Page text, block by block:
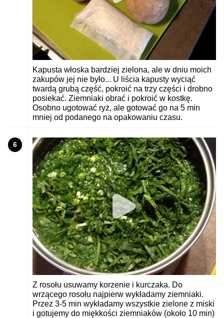
Kapusta włoska bardziej zielona, ale w dniu moich
zakupów jej nie było... U liścia kapusty wyciąć
twardą grubą część, pokroić na trzy części i drobno
posiekać. Ziemniaki obrać i pokroić w kostkę.
Osobno ugotować ryż, ale gotować go na 5 min
mniej od podanego na opakowaniu czasu.
6
Z rosołu usuwamy korzenie i kurczaka. Do
wrzącego rosołu najpierw wykładamy ziemniaki.
Przez 3-5 min wykładamy wszystkie zielone z miski
i gotujemy do miękkości ziemniaków (około 10 min)